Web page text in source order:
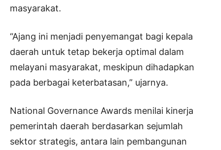
masyarakat.
“Ajang ini menjadi penyemangat bagi kepala
daerah untuk tetap bekerja optimal dalam
melayani masyarakat, meskipun dihadapkan
pada berbagai keterbatasan,” ujarnya.
National Governance Awards menilai kinerja
pemerintah daerah berdasarkan sejumlah
sektor strategis, antara lain pembangunan